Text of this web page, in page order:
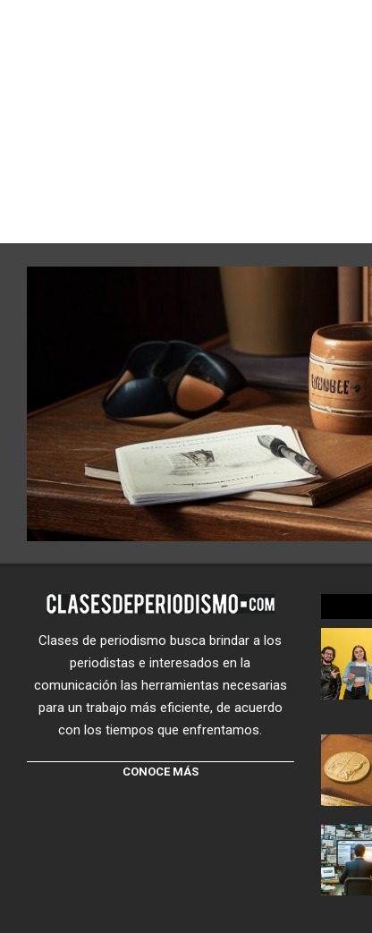
Clases de periodismo busca brindar a los
periodistas e interesados en la
comunicación las herramientas necesarias
para un trabajo más eficiente, de acuerdo
con los tiempos que enfrentamos.
CONOCE MÁS